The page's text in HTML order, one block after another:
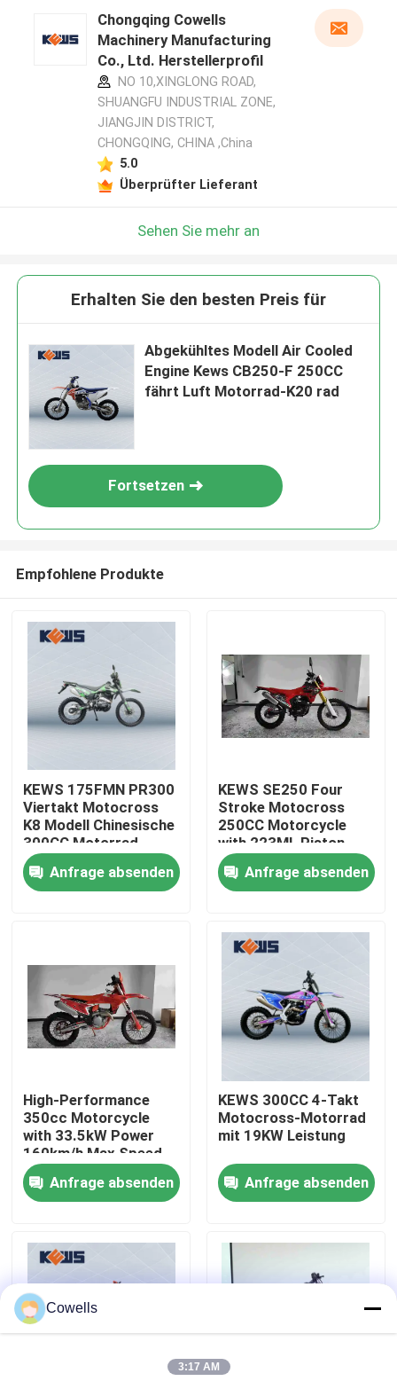
Haus
Fabrik-Ausflug
Qualitätskontrolle
Treten Sie mit uns in Verbindung
Bloggen
4 Anschlag Enduro-Motorräder
Zwei Anschlag Enduro-Motorräder
Sammlungs-Motorräder
Chongqing Cowells
Machinery Manufacturing
Co., Ltd. Herstellerprofil
NO 10,XINGLONG ROAD,
SHUANGFU INDUSTRIAL ZONE,
JIANGJIN DISTRICT,
CHONGQING, CHINA ,China
5.0
Überprüfter Lieferant
Sehen Sie mehr an
Erhalten Sie den besten Preis für
Abgekühltes Modell Air Cooled
Engine Kews CB250-F 250CC
fährt Luft Motorrad-K20 rad
Fortsetzen
Empfohlene Produkte
KEWS 175FMN PR300
Viertakt Motocross
K8 Modell Chinesische
300CC Motorrad
Motorräder
Anfrage absenden
KEWS SE250 Four
Stroke Motocross
250CC Motorcycle
with 223ML Piston
Displacement 15/8500
Maximum Power and
19/6500 Maximum
Anfrage absenden
High-Performance
350cc Motorcycle
with 33.5kW Power
160km/h Max Speed
and 1460mm
Wheelbase for
Motocross
Anfrage absenden
KEWS 300CC 4-Takt
Motocross-Motorrad
mit 19KW Leistung
Anfrage absenden
Cowells
3:17 AM